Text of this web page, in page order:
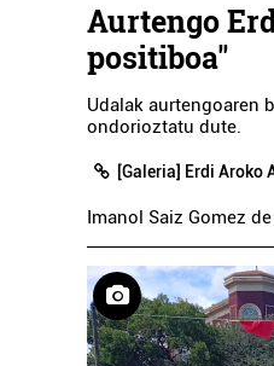
Aurtengo
positiboa"
Udalak aurtengoaren
ondorioztatu dute.
[Galeria] Erdi Aroko
Imanol Saiz Gomez